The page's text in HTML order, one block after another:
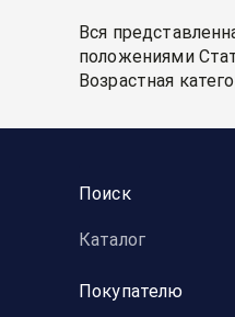
Вся
положениями
Возрастная
Поиск
Каталог
Покупателю